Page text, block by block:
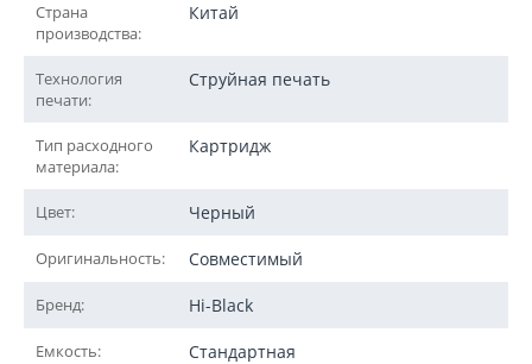
Страна
производства:
Китай
Технология
печати:
Струйная печать
Тип расходного
материала:
Картридж
Цвет: Черный
Оригинальность: Совместимый
Бренд: Hi-Black
Емкость: Стандартная